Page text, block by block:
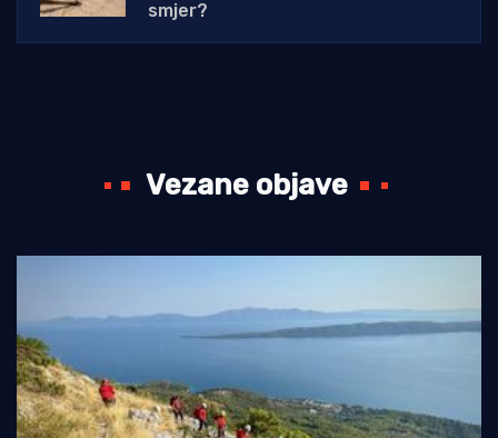
smjer?
Vezane objave